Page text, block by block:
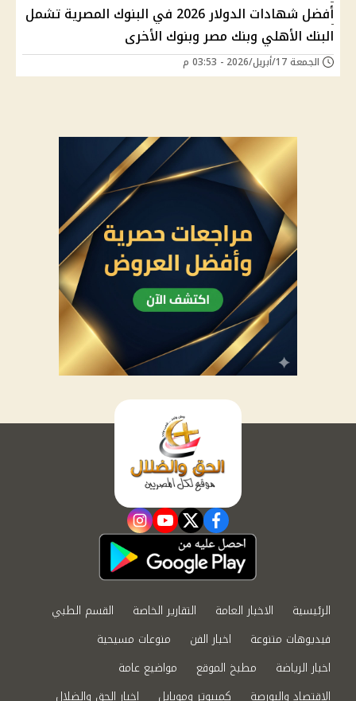
أفضل شهادات الدولار 2026 في البنوك المصرية تشمل
البنك الأهلي وبنك مصر وبنوك الأخرى
الجمعة 17/أبريل/2026 - 03:53 م
facebook
twitter
youtube
instagram
الرئيسية الاخبار العامة التقارير الخاصة
القسم الطبي
فيديوهات متنوعة
اخبار الفن
منوعات مسيحية
اخبار الرياضة
مطبخ الموقع
مواضيع عامة
الاقتصاد والبورصة
كمبيوتر وموبايل اخبار الحق والضلال